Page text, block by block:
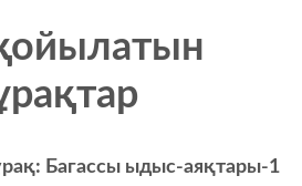
Багассы ыдыс-аяқтары